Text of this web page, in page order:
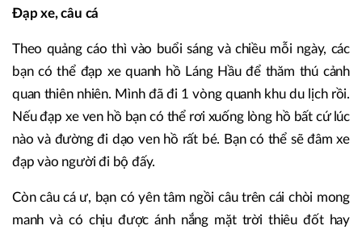
Đạp xe, câu cá
Theo quảng cáo thì vào buổi sáng và chiều mỗi ngày, các
bạn có thể đạp xe quanh hồ Láng Hầu để thăm thú cảnh
quan thiên nhiên. Mình đã đi 1 vòng quanh khu du lịch rồi.
Nếu đạp xe ven hồ bạn có thể rơi xuống lòng hồ bất cứ lúc
nào và đường đi dạo ven hồ rất bé. Bạn có thể sẽ đâm xe
đạp vào người đi bộ đấy.
Còn câu cá ư, bạn có yên tâm ngồi câu trên cái chòi mong
manh và có chịu được ánh nắng mặt trời thiêu đốt hay